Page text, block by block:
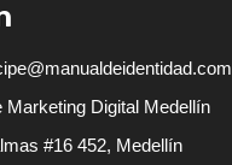
Marketing Digital Medellín
#16 452, Medellín